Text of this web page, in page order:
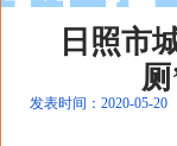
日照市
发表时间：2020-05-20